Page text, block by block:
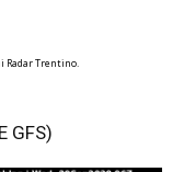
Radar Trentino.
GFS)